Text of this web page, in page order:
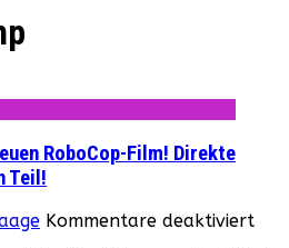
RoboCop-Film! Direkte
Teil!
Kommentare deaktiviertfür